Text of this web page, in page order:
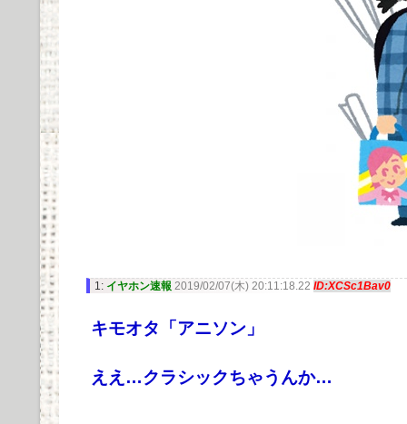
1: イヤホン速報 2019/02/07(木) 20:11:18.22 ID:XCSc1Bav0
キモオタ「アニソン」
ええ…クラシックちゃうんか…